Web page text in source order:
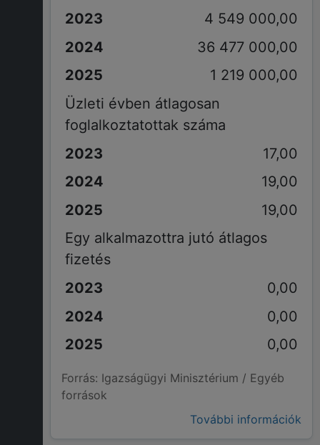
4 549 000,00
36 477 000,00
1 219 000,00
Üzleti évben átlagosan
foglalkoztatottak száma
17,00
19,00
19,00
Egy alkalmazottra jutó átlagos
fizetés
0,00
0,00
0,00
Forrás: Igazságügyi Minisztérium / Egyéb
források
További információk